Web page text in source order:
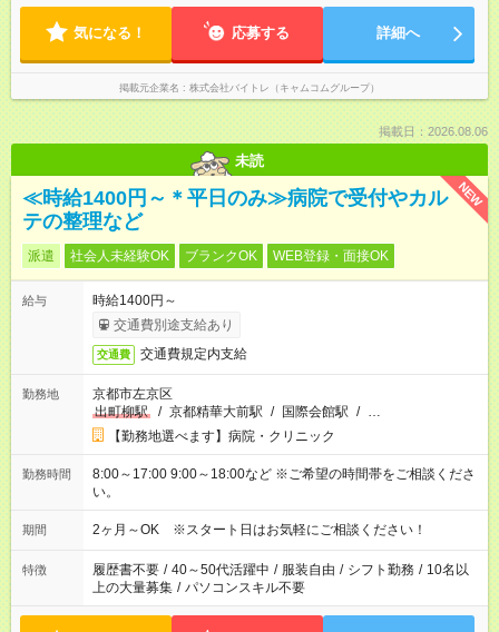
気になる！ 応募する 詳細へ
掲載元企業名 株式会社バイトレ（キャムコムグループ）
掲載日：2026.08.06
未読
NEW
≪時給1400円～＊平日のみ≫病院で受付やカル
テの整理など
派遣 社会人未経験OK ブランクOK WEB登録・面接OK
給与
時給1400円～
交通費別途支給あり
交通費 交通費規定内支給
勤務地
京都市左京区
出町柳駅
/ 京都精華大前駅 / 国際会館駅 / …
【勤務地選べます】病院・クリニック
勤務時間
8:00～17:00 9:00～18:00など ※ご希望の時間帯をご相談くださ
い。
期間 2ヶ月～OK ※スタート日はお気軽にご相談ください！
特徴 履歴書不要 / 40～50代活躍中 / 服装自由 / シフト勤務 / 10名以
上の大量募集 / パソコンスキル不要